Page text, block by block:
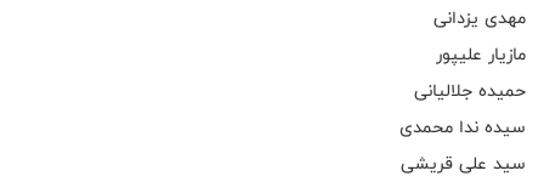
مهدی یزدانی
مازیار علیپور
حمیده جلالیانی
سیده ندا محمدی
سید علی قریشی